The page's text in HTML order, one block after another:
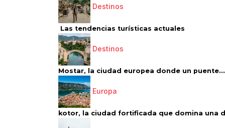
Destinos
Las tendencias turísticas actuales
Destinos
Mostar, la ciudad europea donde un puente...
Europa
kotor, la ciudad fortificada que domina una